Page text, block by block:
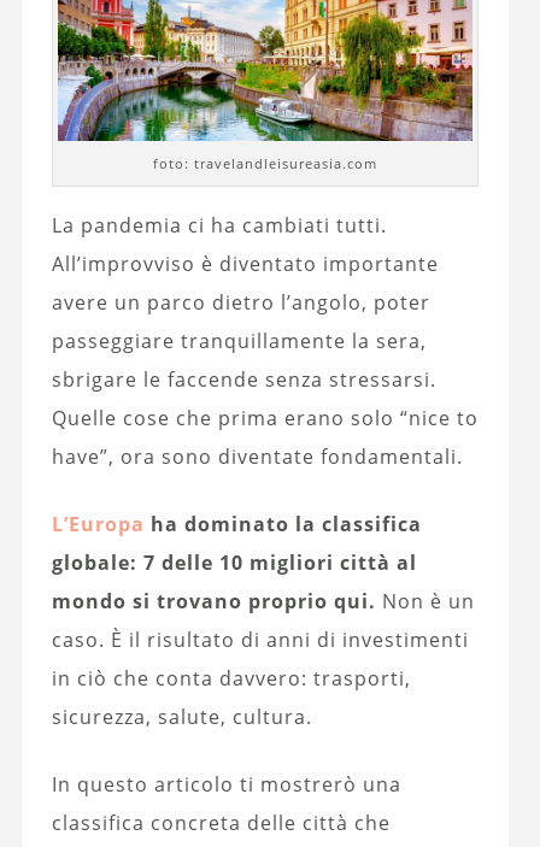
foto: travelandleisureasia.com
La pandemia ci ha cambiati tutti.
All’improvviso è diventato importante
avere un parco dietro l’angolo, poter
passeggiare tranquillamente la sera,
sbrigare le faccende senza stressarsi.
Quelle cose che prima erano solo “nice to
have”, ora sono diventate fondamentali.
L’Europa ha dominato la classifica
globale: 7 delle 10 migliori città al
mondo si trovano proprio qui. Non è un
caso. È il risultato di anni di investimenti
in ciò che conta davvero: trasporti,
sicurezza, salute, cultura.
In questo articolo ti mostrerò una
classifica concreta delle città che